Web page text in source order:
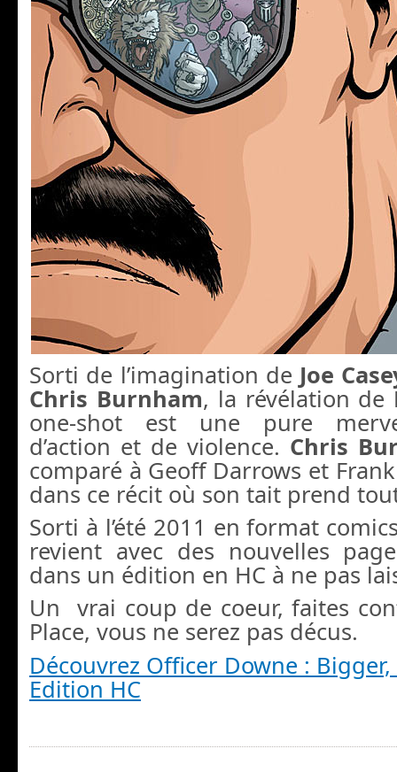
Sorti de l’imagination de Joe
Chris Burnham, la révélation de
one-shot est une pure
d’action et de violence. Chris
comparé à Geoff Darrows et
dans ce récit où son tait prend
Sorti à l’été 2011 en format
revient avec des nouvelles
dans un édition en HC à ne pas
Un vrai coup de coeur, faites
Place, vous ne serez pas décus.
Découvrez Officer Downe :
Edition HC